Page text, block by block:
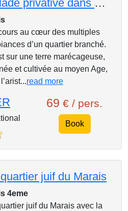
Balade privative dans Le Marais
au cœur des multiples
d’un quartier branché.
sur une terre marécageuse,
et cultivée au moyen Age,
read more
69 € / pers.
Book
juif du Marais
4eme
juif du Marais avec la